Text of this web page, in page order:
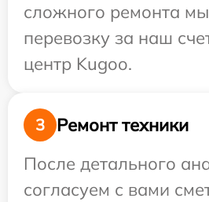
сложного ремонта
перевозку за наш
центр Kugoo.
3
Ремонт техники
После детального
согласуем с вами